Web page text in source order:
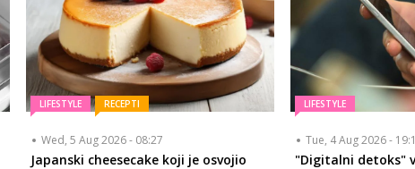
LIFESTYLE RECEPTI
Wed, 5 Aug 2026 - 08:27
Japanski cheesecake koji je osvojio
LIFESTYLE
Tue, 4 Aug 2026 -
"Digitalni detoks"